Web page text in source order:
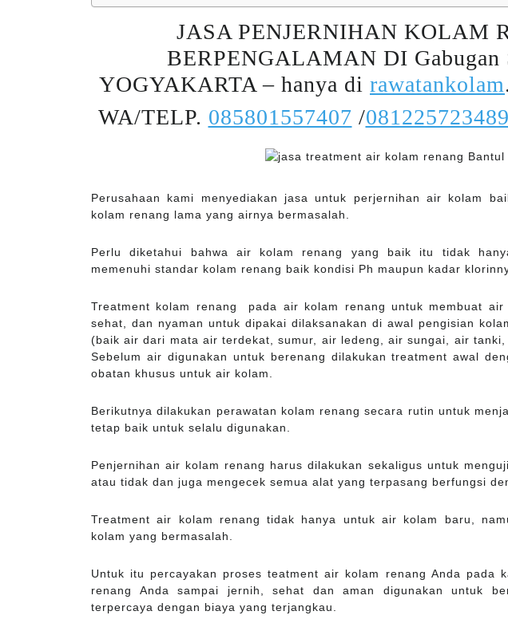
JASA PENJERNIHAN KOLAM
BERPENGALAMAN DI
YOGYAKARTA – hanya di rawatankolam.
WA/TELP. 085801557407 /081225723489
Perusahaan kami menyediakan jasa untuk perjernihan air kolam
kolam renang lama yang airnya bermasalah.
Perlu diketahui bahwa air kolam renang yang baik itu tidak
memenuhi standar kolam renang baik kondisi Ph maupun kadar
Treatment kolam renang pada air kolam renang untuk membuat air
sehat, dan nyaman untuk dipakai dilaksanakan di awal pengisian
(baik air dari mata air terdekat, sumur, air ledeng, air sungai, air tanki,
Sebelum air digunakan untuk berenang dilakukan treatment awal
obatan khusus untuk air kolam.
Berikutnya dilakukan perawatan kolam renang secara rutin untuk
tetap baik untuk selalu digunakan.
Penjernihan air kolam renang harus dilakukan sekaligus untuk
atau tidak dan juga mengecek semua alat yang terpasang berfungsi
Treatment air kolam renang tidak hanya untuk air kolam baru,
kolam yang bermasalah.
Untuk itu percayakan proses teatment air kolam renang Anda pada
renang Anda sampai jernih, sehat dan aman digunakan untuk
terpercaya dengan biaya yang terjangkau.